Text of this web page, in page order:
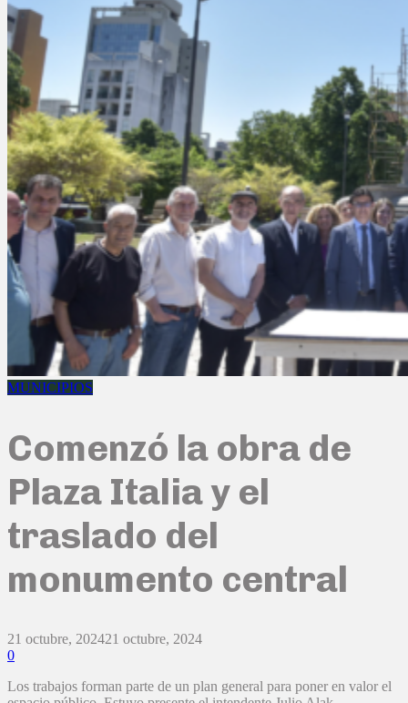
MUNICIPIOS
Comenzó la obra de
Plaza Italia y el
traslado del
monumento central
21 octubre, 202421 octubre, 2024
0
Los trabajos forman parte de un plan general para poner en valor el